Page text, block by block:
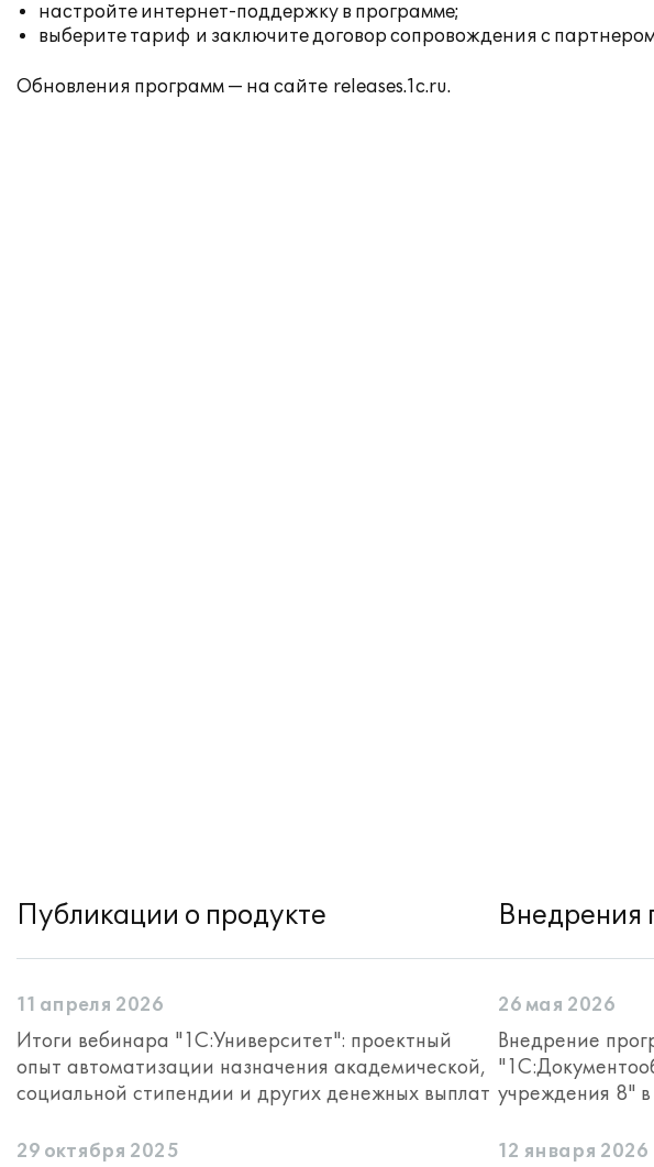
настройте интернет-поддержку в программе;
выберите тариф и заключите договор сопровождения с
Обновления программ — на сайте releases.1c.ru.
Публикации о продукте
11 апреля 2026
Итоги вебинара "1С:Университет": проектный
опыт автоматизации назначения академической,
социальной стипендии и других денежных выплат
29 октября 2025
Внедрения
26 мая 2026
Внедрение
учреждения 8"
12 января 2026